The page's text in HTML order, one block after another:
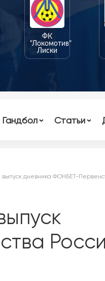
ФК
"Локомотив"
Лиски
Гандбол Статьи
дневника ФОНБЕТ-